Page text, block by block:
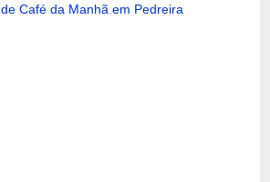
Café da Manhã em Pedreira